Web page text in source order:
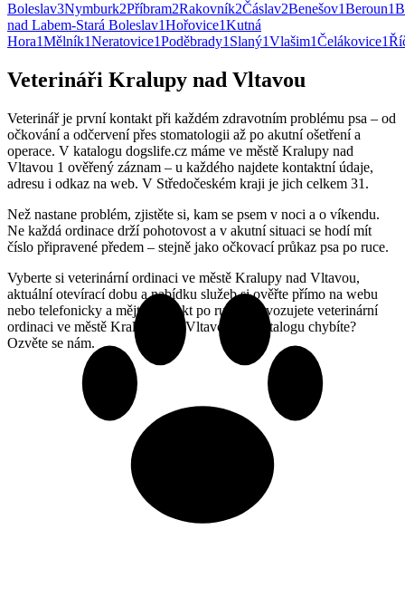
Boleslav3Nymburk2Příbram2Rakovník2Čáslav2Benešov1Beroun1
nad Labem-Stará Boleslav1Hořovice1Kutná
Hora1Mělník1Neratovice1Poděbrady1 Slaný1Vlašim1Čelákovice1
Veterináři Kralupy nad Vltavou
Veterinář je první kontakt při každém zdravotním problému psa – od
očkování a odčervení přes stomatologii až po akutní ošetření a
operace. V katalogu dogslife.cz máme ve městě Kralupy nad
Vltavou 1 ověřený záznam – u každého najdete kontaktní údaje,
adresu i odkaz na web. V Středočeském kraji je jich celkem 31.
Než nastane problém, zjistěte si, kam se psem v noci a o víkendu.
Ne každá ordinace drží pohotovost a v akutní situaci se hodí mít
číslo připravené předem – stejně jako očkovací průkaz psa po ruce.
Vyberte si veterinární ordinaci ve městě Kralupy nad Vltavou,
aktuální otevírací dobu a nabídku služeb si ověřte přímo na webu
nebo telefonicky a mějte kontakt po ruce. Provozujete veterinární
ordinaci ve městě Kralupy nad Vltavou a v katalogu chybíte?
Ozvěte se nám.